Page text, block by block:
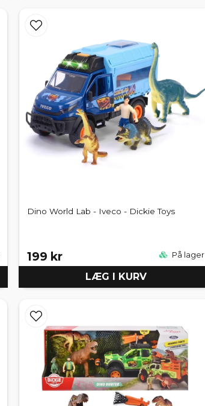
Dino World Lab - Iveco - Dickie Toys
199 kr På lager
LÆG I KURV